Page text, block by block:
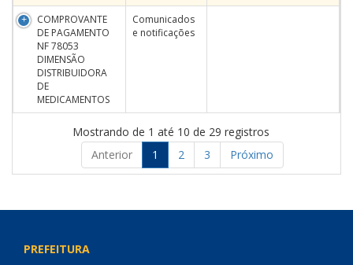
COMPROVANTE
DE PAGAMENTO
NF 78053
DIMENSÃO
DISTRIBUIDORA
DE
MEDICAMENTOS
Comunicados
e notificações
Mostrando de 1 até 10 de 29 registros
Anterior
1 2 3 Próximo
PREFEITURA